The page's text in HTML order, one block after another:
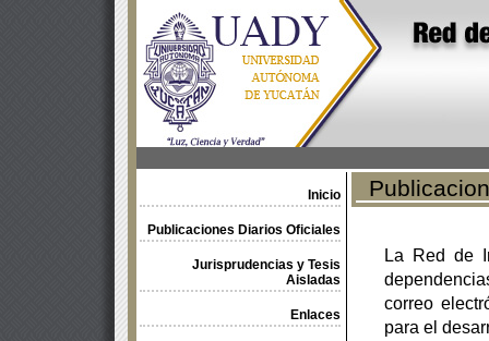
Inicio
Publicaciones Diarios Oficiales
Jurisprudencias y Tesis
Aisladas
Enlaces
La Red de
correo
para el